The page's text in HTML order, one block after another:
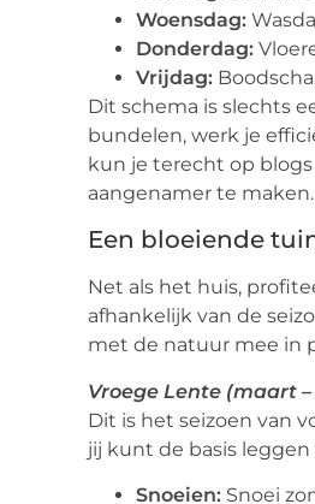
Woensdag:
Donderdag:
Vrijdag:
Dit schema is slechts
bundelen, werk je
kun je terecht op blogs
aangenamer te maken.
Een bloeiende
Net als het huis,
afhankelijk van de
met de natuur mee in
Vroege Lente (maart
Dit is het seizoen van
jij kunt de basis
Snoeien: Snoei